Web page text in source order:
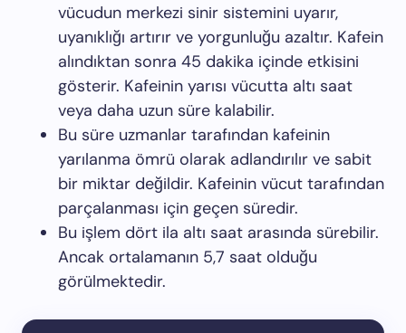
vücudun merkezi sinir sistemini uyarır,
uyanıklığı artırır ve yorgunluğu azaltır. Kafein
alındıktan sonra 45 dakika içinde etkisini
gösterir. Kafeinin yarısı vücutta altı saat
veya daha uzun süre kalabilir.
Bu süre uzmanlar tarafından kafeinin
yarılanma ömrü olarak adlandırılır ve sabit
bir miktar değildir. Kafeinin vücut tarafından
parçalanması için geçen süredir.
Bu işlem dört ila altı saat arasında sürebilir.
Ancak ortalamanın 5,7 saat olduğu
görülmektedir.